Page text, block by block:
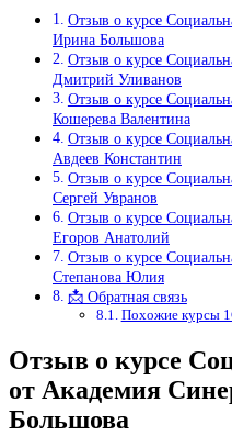
Отзыв о курсе
Ирина Большова
Отзыв о курсе
Дмитрий Уливанов
Отзыв о курсе
Кошерева Валентина
Отзыв о курсе
Авдеев Константин
Отзыв о курсе
Сергей Увранов
Отзыв о курсе
Егоров Анатолий
Отзыв о курсе
Степанова Юлия
📩 Обратная связь
Похожие курсы
Отзыв о курсе
от Академия
Большова